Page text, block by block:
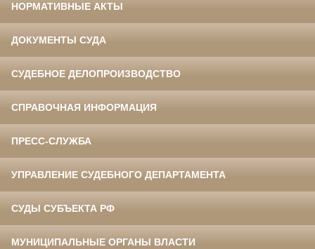
НОРМАТИВНЫЕ АКТЫ
ДОКУМЕНТЫ СУДА
СУДЕБНОЕ ДЕЛОПРОИЗВОДСТВО
СПРАВОЧНАЯ ИНФОРМАЦИЯ
ПРЕСС-СЛУЖБА
УПРАВЛЕНИЕ СУДЕБНОГО ДЕПАРТАМЕНТА
СУДЫ СУБЪЕКТА РФ
МУНИЦИПАЛЬНЫЕ ОРГАНЫ ВЛАСТИ